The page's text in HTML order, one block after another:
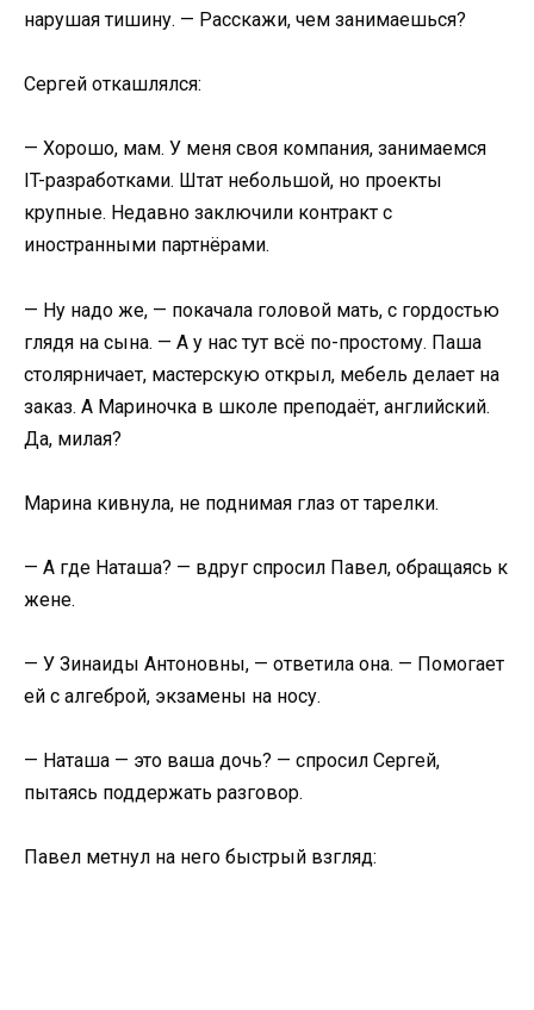
нарушая тишину. — Расскажи, чем занимаешься?
Сергей откашлялся:
— Хорошо, мам. У меня своя компания, занимаемся
IT-разработками. Штат небольшой, но проекты
крупные. Недавно заключили контракт с
иностранными партнёрами.
— Ну надо же, — покачала головой мать, с гордостью
глядя на сына. — А у нас тут всё по-простому. Паша
столярничает, мастерскую открыл, мебель делает на
заказ. А Мариночка в школе преподаёт, английский.
Да, милая?
Марина кивнула, не поднимая глаз от тарелки.
— А где Наташа? — вдруг спросил Павел, обращаясь к
жене.
— У Зинаиды Антоновны, — ответила она. — Помогает
ей с алгеброй, экзамены на носу.
— Наташа — это ваша дочь? — спросил Сергей,
пытаясь поддержать разговор.
Павел метнул на него быстрый взгляд: